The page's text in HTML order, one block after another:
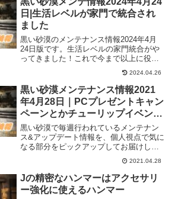
闘が終われば元の場所に戻れるのもい
い。
日|生活レベルが家門で統合され
ました
黒い砂漠のメンテナンス情報2024年4月
24日版です。生活レベルの家門統合がや
ってきました！これで今まで以上に役割
分担の選択肢が広がったので、遊びやす
くなったような気がします。そして、痕
跡、実、精髄の2次簡素化が行われ「自然
の～」に移行です。
2024.04.26
黒い砂漠メンテナンス情報2021
年4月28日｜PCプレゼントキャン
ペーンとかチューリップイベント
に6周年記念生放送
黒い砂漠で毎週行われているメンテナン
ス&アップデート情報を、個人視点で気に
なる部分をピックアップしてお届けして
います。2021年4月28日分。黒い砂漠6周
2021.04.28
Jの精密なハンマーはアクセサリ
ー強化に使えるハンマー